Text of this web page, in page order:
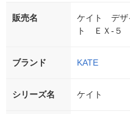
販売名
ケイト デザ
ト ＥＸ‐５
ブランド KATE
シリーズ名 ケイト